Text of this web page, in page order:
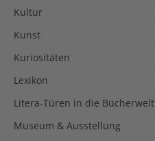
Kultur
Kunst
Kuriositäten
Lexikon
Litera-Türen in die Bücherwelt
Museum & Ausstellung